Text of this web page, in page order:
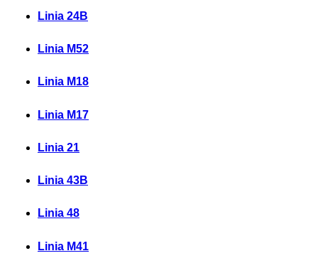
Linia 24B
Linia M52
Linia M18
Linia M17
Linia 21
Linia 43B
Linia 48
Linia M41